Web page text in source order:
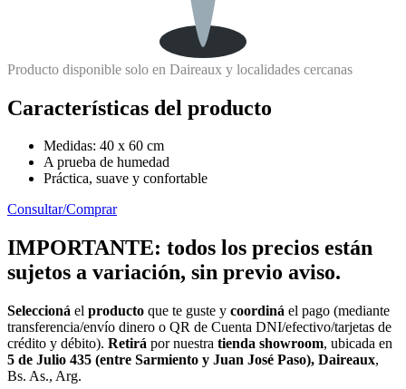
Producto disponible solo en Daireaux y localidades cercanas
Características del producto
Medidas: 40 x 60 cm
A prueba de humedad
Práctica, suave y confortable
Consultar/Comprar
IMPORTANTE: todos los precios están
sujetos a variación, sin previo aviso.
Seleccioná el producto que te guste y coordiná el pago (mediante
transferencia/envío dinero o QR de Cuenta DNI/efectivo/tarjetas de
crédito y débito). Retirá por nuestra tienda showroom, ubicada en
5 de Julio 435 (entre Sarmiento y Juan José Paso), Daireaux,
Bs. As., Arg.